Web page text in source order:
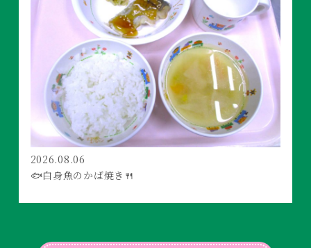
2026.08.06
🐟白身魚のかば焼き🍴